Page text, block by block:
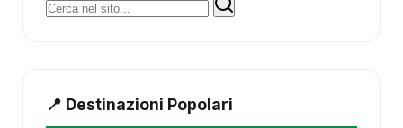
📍 Destinazioni Popolari